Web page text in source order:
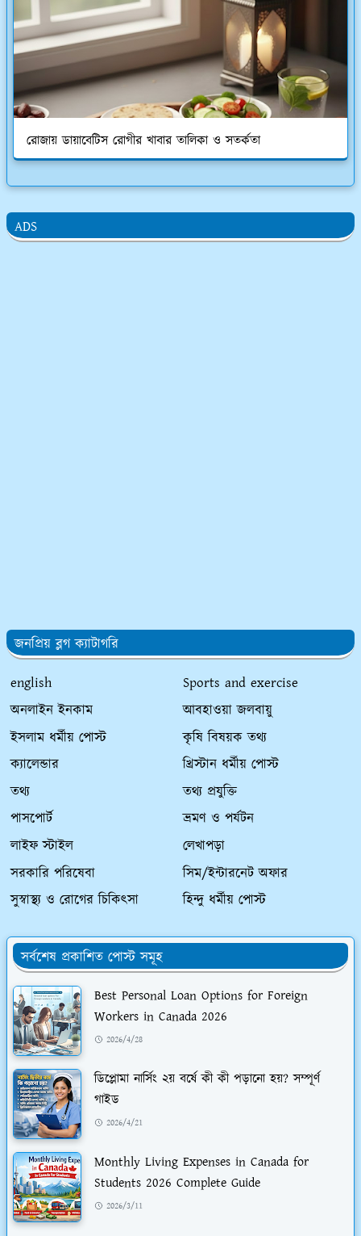
রোজায় ডায়াবেটিস রোগীর খাবার তালিকা ও সতর্কতা
ADS
জনপ্রিয় ব্লগ ক্যাটাগরি
english
Sports and exercise
অনলাইন ইনকাম
আবহাওয়া জলবায়ু
ইসলাম ধর্মীয় পোস্ট
কৃষি বিষয়ক তথ্য
ক্যালেন্ডার
খ্রিস্টান ধর্মীয় পোস্ট
তথ্য
তথ্য প্রযুক্তি
পাসপোর্ট
ভ্রমণ ও পর্যটন
লাইফ স্টাইল
লেখাপড়া
সরকারি পরিষেবা
সিম/ইন্টারনেট অফার
সুস্বাস্থ্য ও রোগের চিকিৎসা
হিন্দু ধর্মীয় পোস্ট
সর্বশেষ প্রকাশিত পোস্ট সমূহ
Best Personal Loan Options for Foreign
Workers in Canada 2026
2026/4/28
ডিপ্লোমা নার্সিং ২য় বর্ষে কী কী পড়ানো হয়? সম্পূর্ণ
গাইড
2026/4/21
Monthly Living Expenses in Canada for
Students 2026 Complete Guide
2026/3/11